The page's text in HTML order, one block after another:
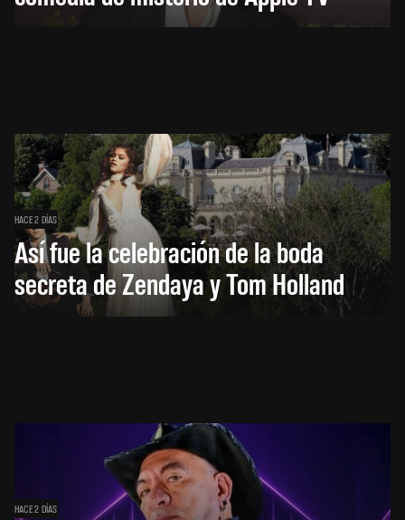
HACE 2 DÍAS
Así fue la celebración de la boda
secreta de Zendaya y Tom Holland
HACE 2 DÍAS